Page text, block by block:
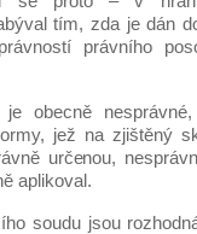
tím, zda je dán
právního
obecně
jež na zjištěný
určenou,
aplikoval.
soudu jsou